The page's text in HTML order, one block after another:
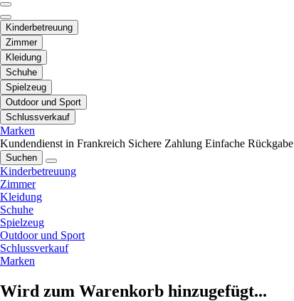
Kinderbetreuung
Zimmer
Kleidung
Schuhe
Spielzeug
Outdoor und Sport
Schlussverkauf
Marken
Kundendienst in Frankreich Sichere Zahlung Einfache Rückgabe
Suchen
Kinderbetreuung
Zimmer
Kleidung
Schuhe
Spielzeug
Outdoor und Sport
Schlussverkauf
Marken
Wird zum Warenkorb hinzugefügt...